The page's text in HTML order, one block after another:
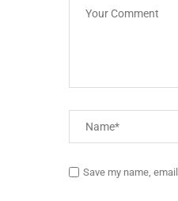
Save my name,